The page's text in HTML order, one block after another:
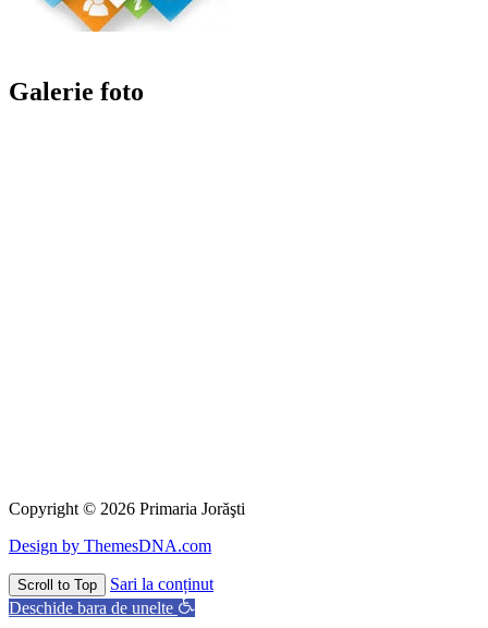
Galerie foto
Copyright © 2026 Primaria Jorăşti
Design by ThemesDNA.com
Scroll to Top
Sari la conținut
Deschide bara de unelte